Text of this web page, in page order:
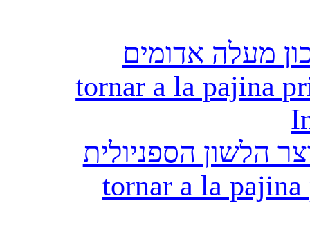
מעלה אדומים
tornar a la pajina
הלשון הספניולית
tornar a la